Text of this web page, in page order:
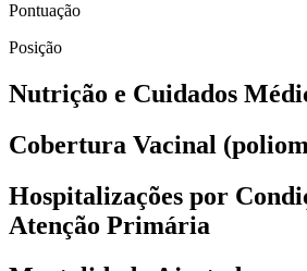
Pontuação
Posição
Nutrição e Cuidados
Cobertura Vacinal
Hospitalizações por
Atenção Primária